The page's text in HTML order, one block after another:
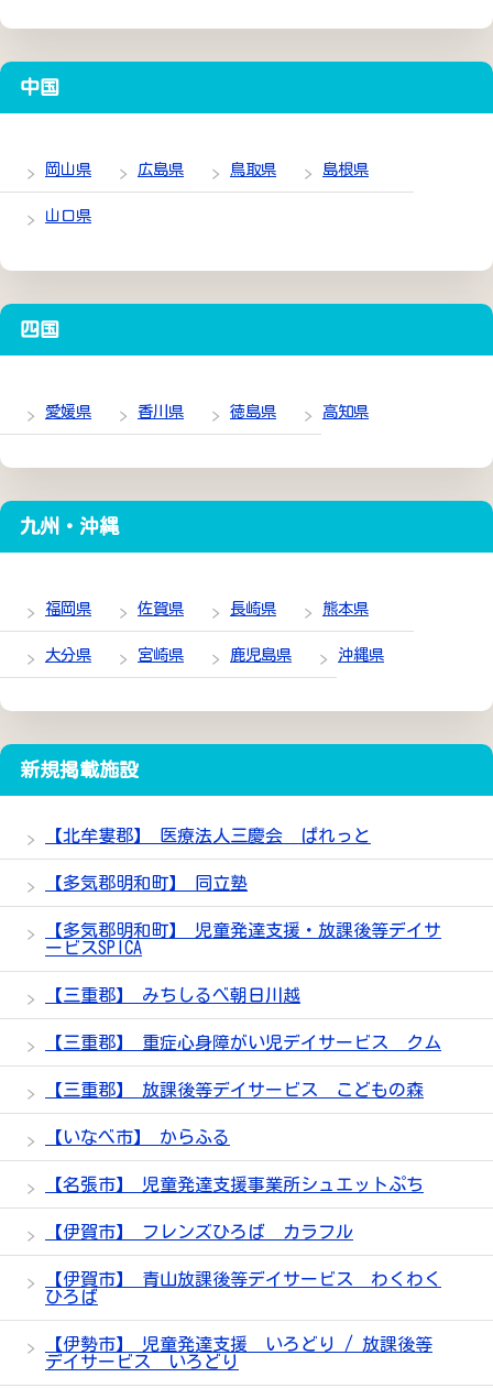
中国
岡山県 広島県 鳥取県 島根県
山口県
四国
愛媛県 香川県 徳島県 高知県
九州・沖縄
福岡県 佐賀県 長崎県 熊本県
大分県 宮崎県 鹿児島県 沖縄県
新規掲載施設
【北牟婁郡】 医療法人三慶会 ぱれっと
【多気郡明和町】 同立塾
【多気郡明和町】 児童発達支援・放課後等デイサ
ービスSPICA
【三重郡】 みちしるべ朝日川越
【三重郡】 重症心身障がい児デイサービス クム
【三重郡】 放課後等デイサービス こどもの森
【いなべ市】 からふる
【名張市】 児童発達支援事業所シュエットぷち
【伊賀市】 フレンズひろば カラフル
【伊賀市】 青山放課後等デイサービス わくわく
ひろば
【伊勢市】 児童発達支援 いろどり / 放課後等
デイサービス いろどり